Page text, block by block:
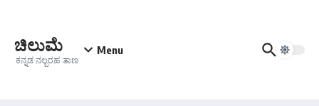
ಚಿಲುಮೆ
ಕನ್ನಡ ನಲ್ಬರಹ ತಾಣ
Menu